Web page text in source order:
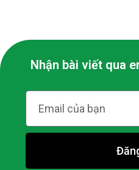
Nhận bài viết qua